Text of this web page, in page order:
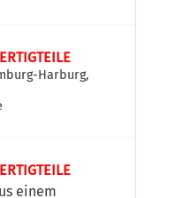
Harburg,
einem